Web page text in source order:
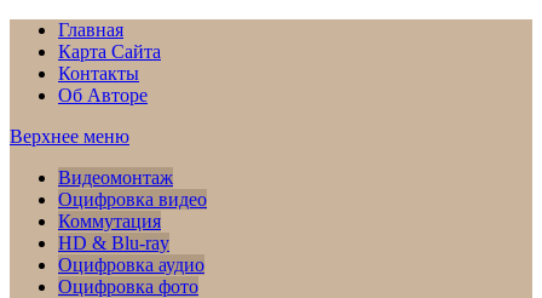
Главная
Карта Сайта
Контакты
Об Авторе
Верхнее меню
Видеомонтаж
Оцифровка видео
Коммутация
HD & Blu-ray
Оцифровка аудио
Оцифровка фото